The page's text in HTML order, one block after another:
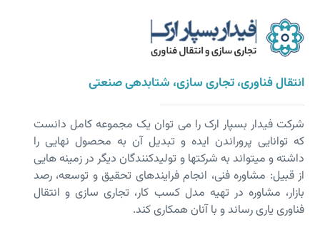
انتقال فناوری، تجاری سازی، شتابدهی صنعتی
شرکت فیدار بسپار ارک را می توان یک مجموعه کامل دانست
که توانایی پروراندن ایده و تبدیل آن به محصول نهایی را
داشته و می­تواند به شرکت­ها و تولیدکنندگان دیگر در زمینه هایی
از قبیل: مشاوره فنی، انجام فرایندهای تحقیق و توسعه، رصد
بازار، مشاوره در تهیه مدل کسب کار، تجاری سازی و انتقال
فناوری یاری رساند و با آنان همکاری کند.